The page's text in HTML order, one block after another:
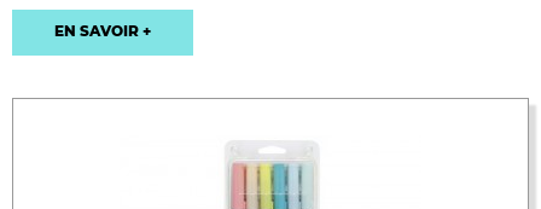
EN SAVOIR +